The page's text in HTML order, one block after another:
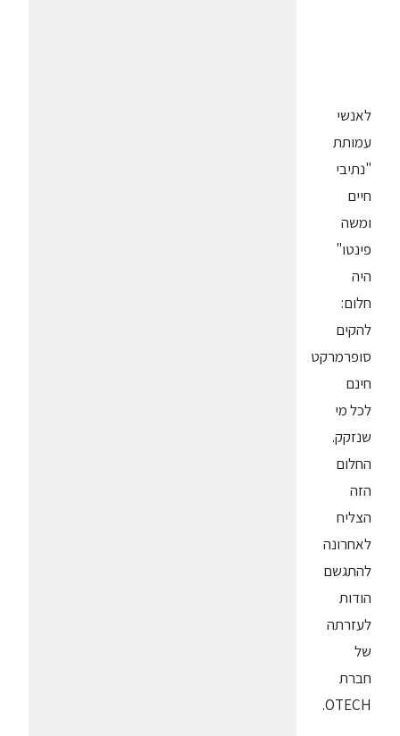
לאנשי
עמותת
"נתיבי
חיים
ומשה
פינטו"
היה
חלום:
להקים
סופרמרקט
חינם
לכל מי
שנזקק.
החלום
הזה
הצליח
לאחרונה
להתגשם
הודות
לעזרתה
של
חברת
OTECH.